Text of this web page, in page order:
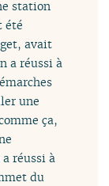
station
été
avait
a réussi à
une
ça,
réussi à
du